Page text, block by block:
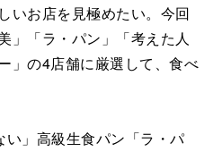
いお店を見極めたい。今回
」「ラ・パン」「考えた人
」の4店舗に厳選して、食べ
」高級生食パン「ラ・パ